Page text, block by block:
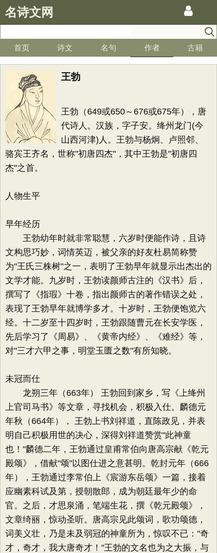
名诗文网
首页 诗文 名句 作者 古籍
王勃
王勃（649或650～676或675年），唐
代诗人。汉族，字子安。绛州龙门(今
山西河津)人。王勃与杨炯、卢照邻、
骆宾王齐名，世称"初唐四杰"，其中王勃是"初唐四
杰"之首。
人物生平
早年经历
王勃幼年时就非常聪慧，六岁时便能作诗，且诗
文构思巧妙，词情英迈，被父亲的好友杜易简称赞
为"王氏三株树"之一，表明了王勃早年就显示出杰出的
文学才能。九岁时，王勃读颜师古注的《汉书》后，
撰写了《指瑕》十卷，指出颜师古的著作错误之处，
表现了王勃早年就博学多才。十岁时，王勃便饱览六
经。十二岁至十四岁时，王勃跟随曹元在长安学医，
先后学习了《周易》、《黄帝内经》、《难经》等，
对"三才六甲之事，明堂玉匮之数"有所知晓。
未冠而仕
龙朔三年（663年） 王勃回到家乡，写《上绛州
上官司马书》等文章，寻找机会，积极入仕。麟德元
年秋（664年）， 王勃上书刘祥道，直陈政见，并表
明自己积极用世的决心，深得刘祥道赞赏"此神童
也！"麟德二年，王勃通过皇甫常伯向唐高宗献《乾元
殿颂》，借献"颂"以图仕进之意甚明。乾封元年（666
年），王勃通过李常伯上《宸游东岳颂》一篇，接着
应幽素科试及第，授朝散郎，成为朝廷最年少的命
官。之后，才思泉涌，笔端生花，撰《乾元殿颂》，
文章绮丽，惊动圣听。唐高宗见此颂词，歌功颂德，
词美义壮，乃是未及弱冠的神童所为，惊叹不已："奇
才，奇才，我大唐奇才！"王勃的文名也为之大振，与